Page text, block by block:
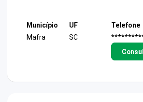
Município
Mafra
UF
SC
Telefone